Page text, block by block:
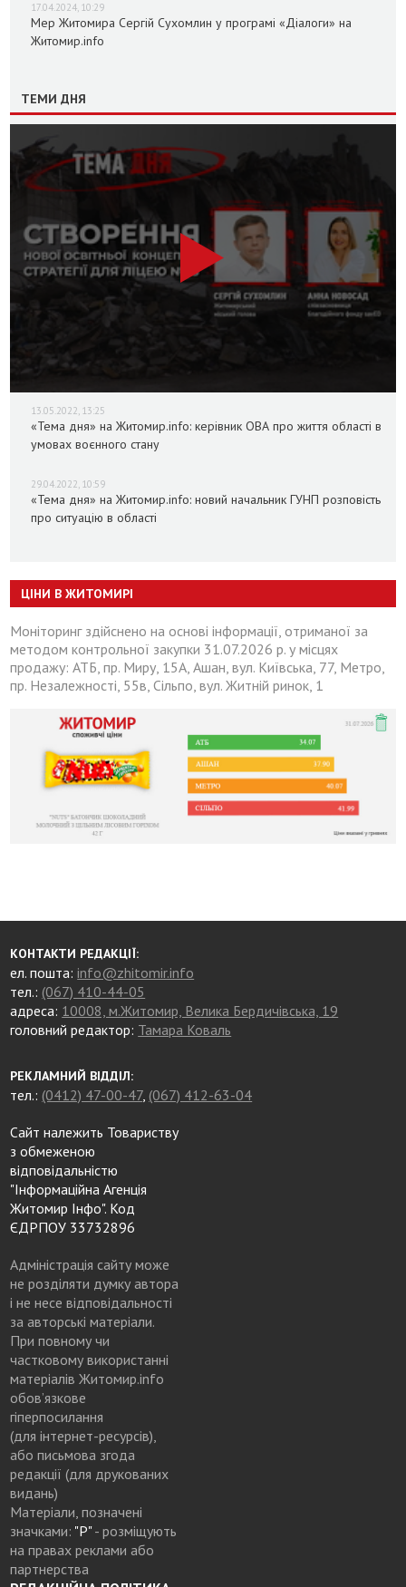
17.04.2024, 10:29
Мер Житомира Сергій Сухомлин у програмі «Діалоги» на
Житомир.info
ТЕМИ ДНЯ
13.05.2022, 13:25
«Тема дня» на Житомир.info: керівник ОВА про життя області в
умовах воєнного стану
29.04.2022, 10:59
«Тема дня» на Житомир.info: новий начальник ГУНП розповість
про ситуацію в області
ЦІНИ В ЖИТОМИРІ
Моніторинг здійснено на основі інформації, отриманої за
методом контрольної закупки 31.07.2026 р. у місцях
продажу: АТБ, пр. Миру, 15А, Ашан, вул. Київська, 77, Метро,
пр. Незалежності, 55в, Сільпо, вул. Житній ринок, 1
КОНТАКТИ РЕДАКЦІЇ:
ел. пошта:info@zhitomir.info
тел.: (067) 410-44-05
адреса: 10008, м.Житомир, Велика Бердичівська, 19
головний редактор: Тамара Коваль
РЕКЛАМНИЙ ВІДДІЛ:
тел.: (0412) 47-00-47, (067) 412-63-04
Сайт належить Товариству
з обмеженою
відповідальністю
"Інформаційна Агенція
Житомир Інфо". Код
ЄДРПОУ 33732896
Адміністрація сайту може
не розділяти думку автора
і не несе відповідальності
за авторські матеріали.
При повному чи
частковому використанні
матеріалів Житомир.info
обов’язкове
гіперпосилання
(для інтернет-ресурсів),
або письмова згода
редакції (для друкованих
видань)
Матеріали, позначені
значками: "Р"- розміщують
на правах реклами або
партнерства